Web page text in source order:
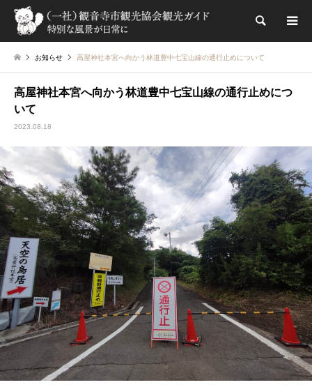
検索
お知らせ 高屋神社本宮へ向かう林道豊中七宝山線の通行止めについて
高屋神社本宮へ向かう林道豊中七宝山線の通行止めにつ
いて
2023.08.18